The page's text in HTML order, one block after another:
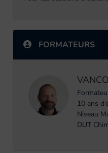
FORMATEURS
10 ans
Niveau
DUT